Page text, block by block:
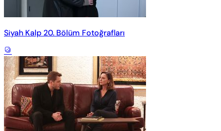
Siyah Kalp 20. Bölüm Fotoğrafları